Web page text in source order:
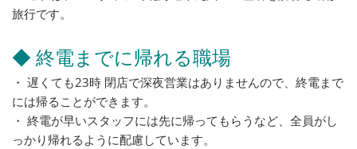
旅行です。
◆ 終電までに帰れる職場
・ 遅くても23時 閉店で深夜営業はありませんので、終電まで
には帰ることができます。
・ 終電が早いスタッフには先に帰ってもらうなど、全員がし
っかり帰れるように配慮しています。